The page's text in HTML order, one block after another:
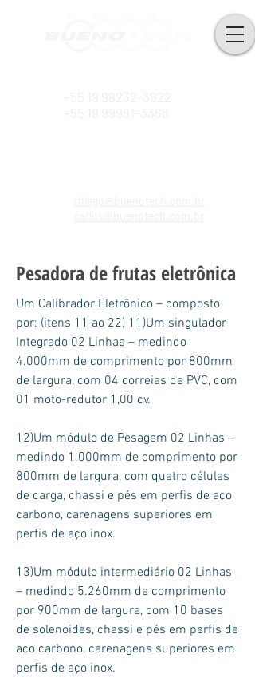
Pesadora de frutas eletrônica
Um Calibrador Eletrônico – composto
por: (itens 11 ao 22) 11)Um singulador
Integrado 02 Linhas – medindo
4.000mm de comprimento por 800mm
de largura, com 04 correias de PVC, com
01 moto-redutor 1,00 cv.
12)Um módulo de Pesagem 02 Linhas –
medindo 1.000mm de comprimento por
800mm de largura, com quatro células
de carga, chassi e pés em perfis de aço
carbono, carenagens superiores em
perfis de aço inox.
13)Um módulo intermediário 02 Linhas
– medindo 5.260mm de comprimento
por 900mm de largura, com 10 bases
de solenoides, chassi e pés em perfis de
aço carbono, carenagens superiores em
perfis de aço inox.